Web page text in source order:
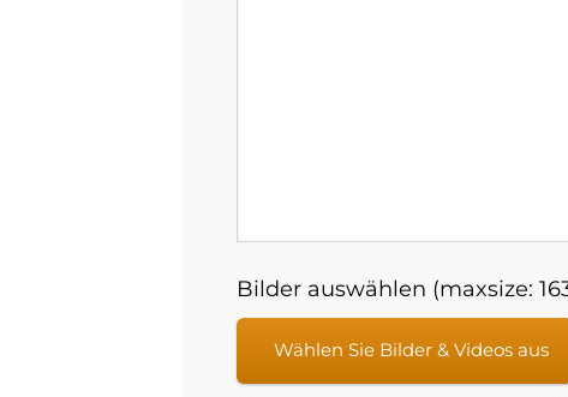
Bilder auswählen (maxsize:
Wählen Sie Bilder & Videos aus